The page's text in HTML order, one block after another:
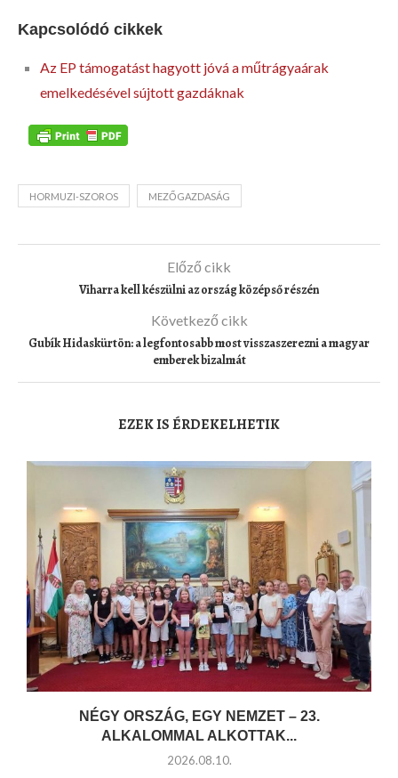
Kapcsolódó cikkek
Az EP támogatást hagyott jóvá a műtrágyaárak
emelkedésével sújtott gazdáknak
HORMUZI-SZOROS MEZŐGAZDASÁG
Előző cikk
Viharra kell készülni az ország középső részén
Következő cikk
Gubík Hidaskürtön: a legfontosabb most visszaszerezni a magyar
emberek bizalmát
EZEK IS ÉRDEKELHETIK
NÉGY ORSZÁG, EGY NEMZET – 23.
ALKALOMMAL ALKOTTAK...
2026.08.10.